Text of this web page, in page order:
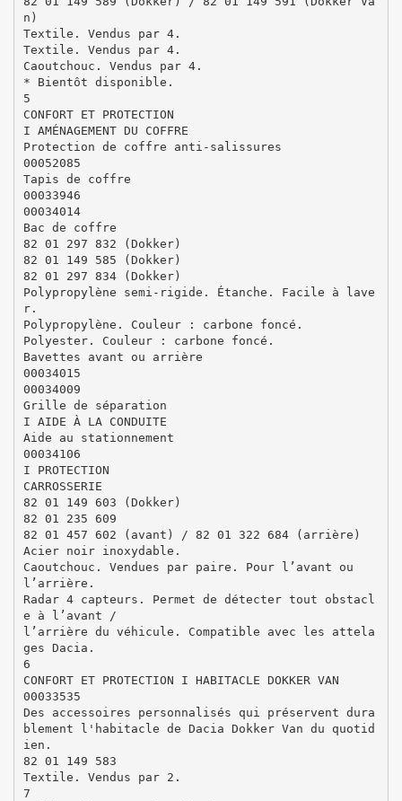
n)
Textile. Vendus par 4.
Textile. Vendus par 4.
Caoutchouc. Vendus par 4.
* Bientôt disponible.
5
CONFORT ET PROTECTION
I AMÉNAGEMENT DU COFFRE
Protection de coffre anti-salissures
00052085
Tapis de coffre
00033946
00034014
Bac de coffre
82 01 297 832 (Dokker)
82 01 149 585 (Dokker)
82 01 297 834 (Dokker)
Polypropylène semi-rigide. Étanche. Facile à lave
r.
Polypropylène. Couleur : carbone foncé.
Polyester. Couleur : carbone foncé.
Bavettes avant ou arrière
00034015
00034009
Grille de séparation
I AIDE À LA CONDUITE
Aide au stationnement
00034106
I PROTECTION
CARROSSERIE
82 01 149 603 (Dokker)
82 01 235 609
82 01 457 602 (avant) / 82 01 322 684 (arrière)
Acier noir inoxydable.
Caoutchouc. Vendues par paire. Pour l’avant ou
l’arrière.
Radar 4 capteurs. Permet de détecter tout obstacl
e à l’avant /
l’arrière du véhicule. Compatible avec les attela
ges Dacia.
6
CONFORT ET PROTECTION I HABITACLE DOKKER VAN
00033535
Des accessoires personnalisés qui préservent dura
blement l'habitacle de Dacia Dokker Van du quotid
ien.
82 01 149 583
Textile. Vendus par 2.
7